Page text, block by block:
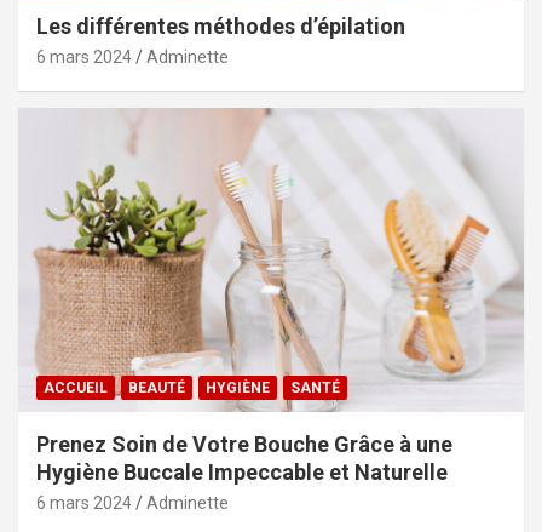
Les différentes méthodes d’épilation
6 mars 2024 Adminette
ACCUEIL BEAUTÉ HYGIÈNE SANTÉ
Prenez Soin de Votre Bouche Grâce à une
Hygiène Buccale Impeccable et Naturelle
6 mars 2024 Adminette